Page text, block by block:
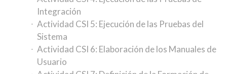
Integración
Actividad CSI 5: Ejecución de las Pruebas del
Sistema
Actividad CSI 6: Elaboración de los Manuales de
Usuario